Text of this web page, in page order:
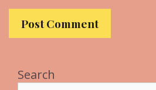
Search